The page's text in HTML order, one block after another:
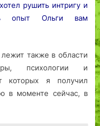
рушить интригу и
опыт Ольги вам
также в области
психологии и
которых я получил
в моменте сейчас, в